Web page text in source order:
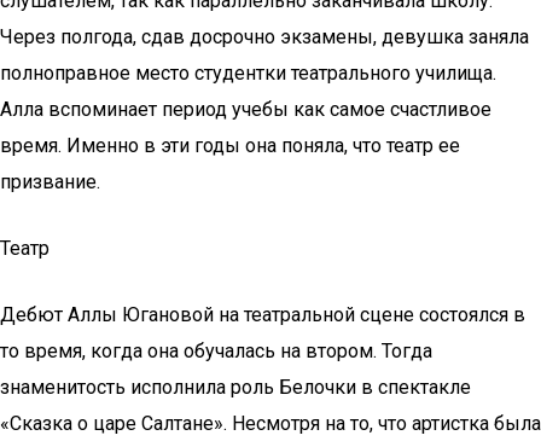
Через полгода, сдав досрочно экзамены, девушка заняла
полноправное место студентки театрального училища.
Алла вспоминает период учебы как самое счастливое
время. Именно в эти годы она поняла, что театр ее
призвание.
Театр
Дебют Аллы Югановой на театральной сцене состоялся в
то время, когда она обучалась на втором. Тогда
знаменитость исполнила роль Белочки в спектакле
«Сказка о царе Салтане». Несмотря на то, что артистка была